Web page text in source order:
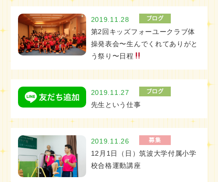
2019.11.28
第2回キッズフォーユークラブ体
操発表会〜生んでくれてありがと
う祭り〜日程
2019.11.27
先生という仕事
2019.11.26
12月1日（日）筑波大学付属小学
校合格運動講座